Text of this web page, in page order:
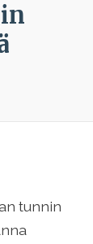
tunnin